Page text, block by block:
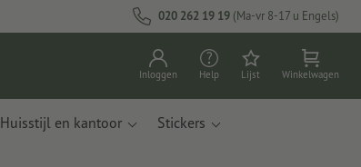
020 262 19 19 (Ma-vr 8-17 u Engels)
Inloggen Help Lijst Winkelwagen
Huisstijl en kantoor Stickers